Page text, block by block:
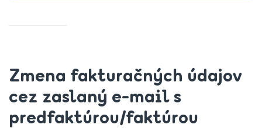
Zmena fakturačných údajov
cez zaslaný e-mail s
predfaktúrou/faktúrou